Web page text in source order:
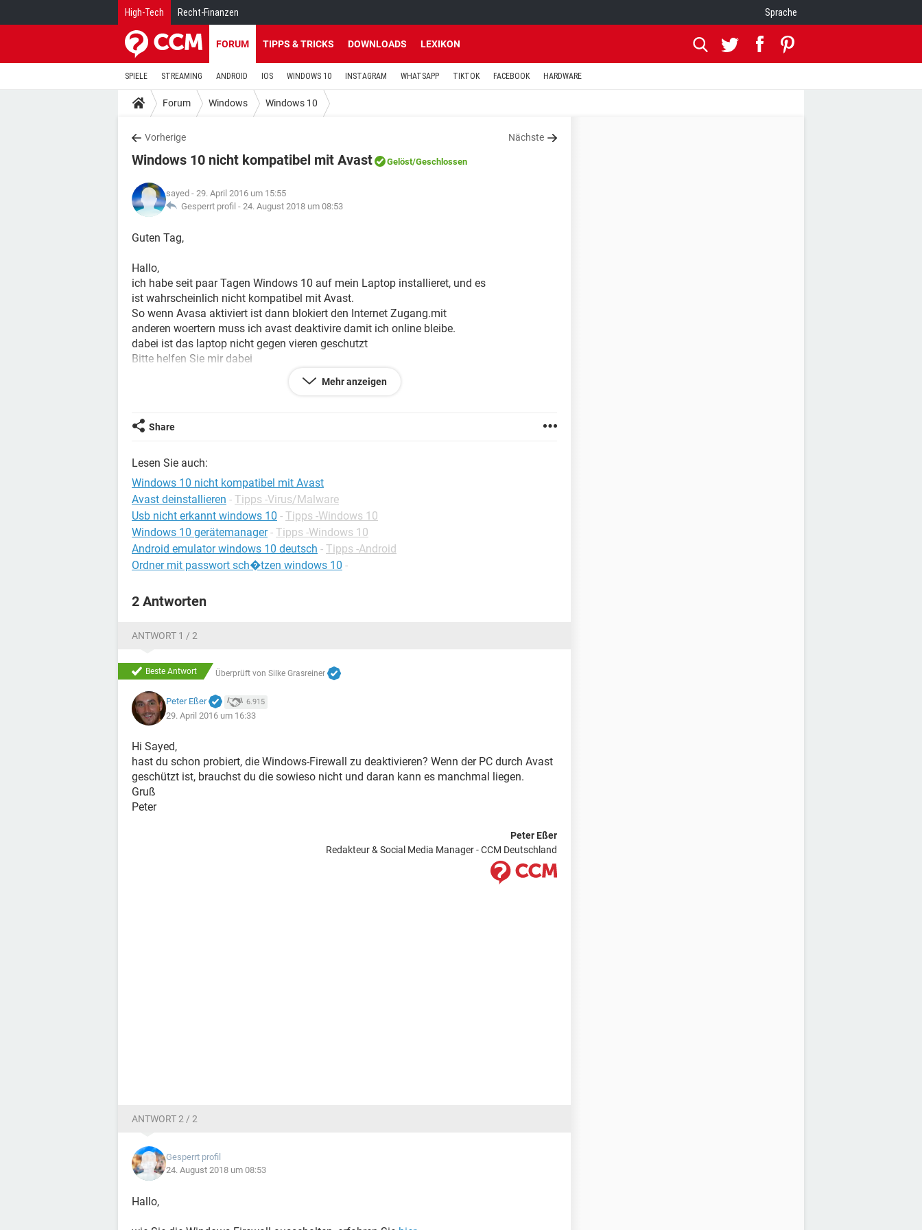
High-Tech Recht-Finanzen Sprache
FORUM TIPPS & TRICKS DOWNLOADS LEXIKON
SPIELE STREAMING ANDROID IOS WINDOWS 10 INSTAGRAM WHATSAPP TIKTOK FACEBOOK HARDWARE
Forum Windows Windows 10
Vorherige Nächste
Windows 10 nicht kompatibel mit Avast Gelöst/Geschlossen
sayed - 29. April 2016 um 15:55
Gesperrt profil - 24. August 2018 um 08:53
Guten Tag,
Hallo,
ich habe seit paar Tagen Windows 10 auf mein Laptop installieret, und es
ist wahrscheinlich nicht kompatibel mit Avast.
So wenn Avasa aktiviert ist dann blokiert den Internet Zugang.mit
anderen woertern muss ich avast deaktivire damit ich online bleibe.
dabei ist das laptop nicht gegen vieren geschutzt
Bitte helfen Sie mir dabei
Mit freundlichen Grüßen / With kind regards
Mehr anzeigen
Share
Lesen Sie auch:
Windows 10 nicht kompatibel mit Avast
Avast deinstallieren - Tipps -Virus/Malware
Usb nicht erkannt windows 10 - Tipps -Windows 10
Windows 10 gerätemanager - Tipps -Windows 10
Android emulator windows 10 deutsch - Tipps -Android
Ordner mit passwort sch�tzen windows 10 -
2 Antworten
ANTWORT 1 / 2
Beste Antwort Überprüft von Silke Grasreiner
Peter Eßer 6.915
29. April 2016 um 16:33
Hi Sayed,
hast du schon probiert, die Windows-Firewall zu deaktivieren? Wenn der PC durch Avast
geschützt ist, brauchst du die sowieso nicht und daran kann es manchmal liegen.
Gruß
Peter
Peter Eßer
Redakteur & Social Media Manager - CCM Deutschland
ANTWORT 2 / 2
Gesperrt profil
24. August 2018 um 08:53
Hallo,